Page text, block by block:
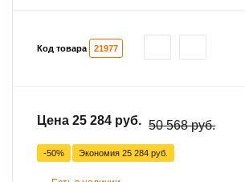
Код товара 21977
Цена 25 284 руб. 50 568 руб.
-50% Экономия 25 284 руб.